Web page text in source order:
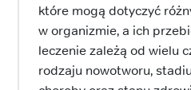
które mogą dotyczyć
w organizmie, a ich
leczenie zależą od wielu
rodzaju nowotworu,